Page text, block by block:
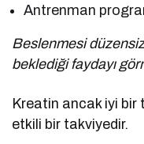
Antrenman
Beslenmesi
beklediği faydayı
Kreatin ancak iyi bir
etkili bir takviyedir.